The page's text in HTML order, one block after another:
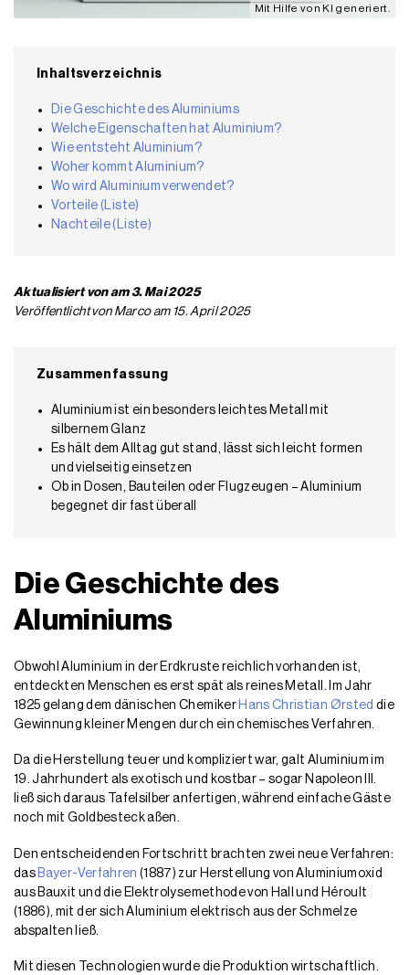
Mit Hilfe von KI generiert.
Inhaltsverzeichnis
Die Geschichte des Aluminiums
Welche Eigenschaften hat Aluminium?
Wie entsteht Aluminium?
Woher kommt Aluminium?
Wo wird Aluminium verwendet?
Vorteile (Liste)
Nachteile (Liste)
Aktualisiert von am 3. Mai 2025
Veröffentlicht von Marco am 15. April 2025
Zusammenfassung
Aluminium ist ein besonders leichtes Metall mit
silbernem Glanz
Es hält dem Alltag gut stand, lässt sich leicht formen
und vielseitig einsetzen
Ob in Dosen, Bauteilen oder Flugzeugen – Aluminium
begegnet dir fast überall
Die Geschichte des
Aluminiums
Obwohl Aluminium in der Erdkruste reichlich vorhanden ist,
entdeckten Menschen es erst spät als reines Metall. Im Jahr
1825 gelang dem dänischen Chemiker Hans Christian Ørsted die
Gewinnung kleiner Mengen durch ein chemisches Verfahren.
Da die Herstellung teuer und kompliziert war, galt Aluminium im
19. Jahrhundert als exotisch und kostbar – sogar Napoleon III.
ließ sich daraus Tafelsilber anfertigen, während einfache Gäste
noch mit Goldbesteck aßen.
Den entscheidenden Fortschritt brachten zwei neue Verfahren:
das Bayer-Verfahren (1887) zur Herstellung von Aluminiumoxid
aus Bauxit und die Elektrolysemethode von Hall und Héroult
(1886), mit der sich Aluminium elektrisch aus der Schmelze
abspalten ließ.
Mit diesen Technologien wurde die Produktion wirtschaftlich.